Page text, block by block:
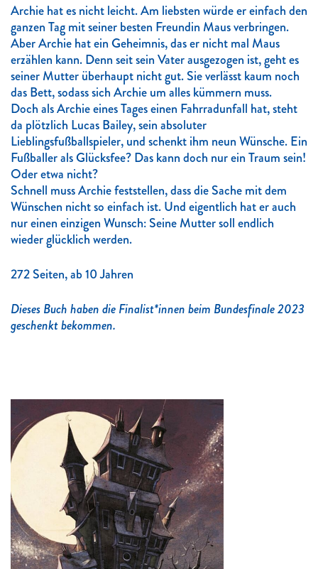
Archie hat es nicht leicht. Am liebsten würde er einfach den
ganzen Tag mit seiner besten Freundin Maus verbringen.
Aber Archie hat ein Geheimnis, das er nicht mal Maus
erzählen kann. Denn seit sein Vater ausgezogen ist, geht es
seiner Mutter überhaupt nicht gut. Sie verlässt kaum noch
das Bett, sodass sich Archie um alles kümmern muss.
Doch als Archie eines Tages einen Fahrradunfall hat, steht
da plötzlich Lucas Bailey, sein absoluter
Lieblingsfußballspieler, und schenkt ihm neun Wünsche. Ein
Fußballer als Glücksfee? Das kann doch nur ein Traum sein!
Oder etwa nicht?
Schnell muss Archie feststellen, dass die Sache mit dem
Wünschen nicht so einfach ist. Und eigentlich hat er auch
nur einen einzigen Wunsch: Seine Mutter soll endlich
wieder glücklich werden.
272 Seiten, ab 10 Jahren
Dieses Buch haben die Finalist*innen beim Bundesfinale 2023
geschenkt bekommen.